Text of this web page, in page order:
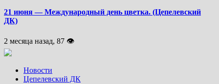
21 июня — Международный день цветка. (Цепелевский
ДК)
2 месяца назад, 87 👁
Новости
Цепелевский ДК